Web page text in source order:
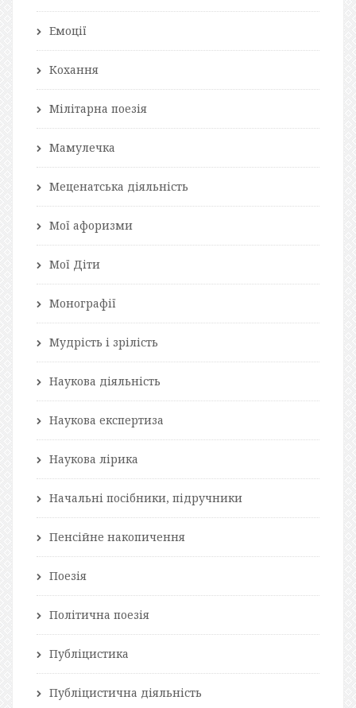
Емоції
Кохання
Мілітарна поезія
Мамулечка
Меценатська діяльність
Мої афоризми
Мої Діти
Монографії
Мудрість і зрілість
Наукова діяльність
Наукова експертиза
Наукова лірика
Начальні посібники, підручники
Пенсійне накопичення
Поезія
Політична поезія
Публіцистика
Публіцистична діяльність